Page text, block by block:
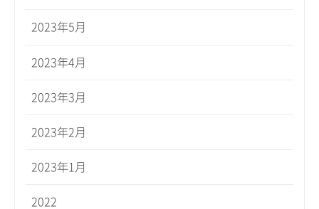
2023年5月
2023年4月
2023年3月
2023年2月
2023年1月
2022